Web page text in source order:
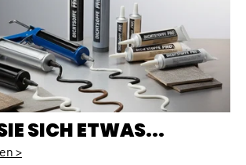
SICH ETWAS...
>